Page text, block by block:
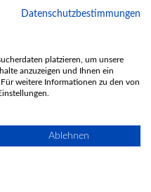
einlöst, entspricht der
jeweiligen Massage-
eigenen Preise, die in
und einen
Datenschutzbestimmungen
platzieren, um unsere
anzuzeigen und Ihnen ein
weitere Informationen zu den von
Ablehnen